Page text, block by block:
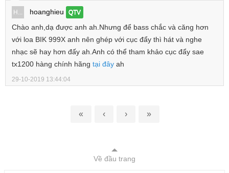
H... hoanghieu QTV
Chào anh,dạ được anh ah.Nhưng để bass chắc và căng hơn
với loa BIK 999X anh nên ghép với cục đẩy thì hát và nghe
nhạc sẽ hay hơn đấy ah.Anh có thể tham khảo cục đẩy sae
tx1200 hàng chính hãng tại đây ah
29-10-2019 13:44:04
« ‹ › »
Về đầu trang